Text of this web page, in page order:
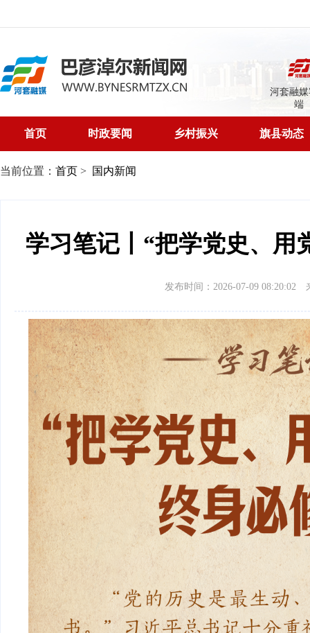
河套融
端
首页 时政要闻 乡村振兴 旗县动态
当前位置： 首页 > 国内新闻
学习笔记丨“把学党史、用
发布时间：2026-07-09 08:20:02